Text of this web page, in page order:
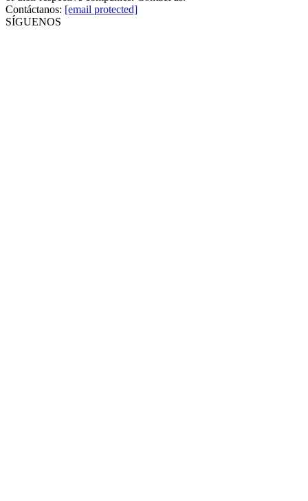
Contáctanos: [email protected]
SÍGUENOS